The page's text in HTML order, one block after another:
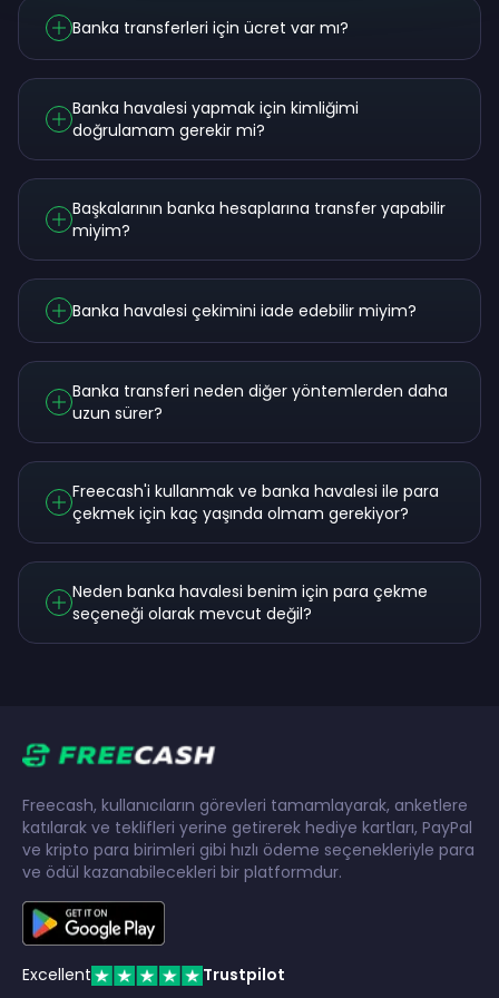
Banka transferleri için ücret var mı?
Banka havalesi yapmak için kimliğimi
doğrulamam gerekir mi?
Başkalarının banka hesaplarına transfer yapabilir
miyim?
Banka havalesi çekimini iade edebilir miyim?
Banka transferi neden diğer yöntemlerden daha
uzun sürer?
Freecash'i kullanmak ve banka havalesi ile para
çekmek için kaç yaşında olmam gerekiyor?
Neden banka havalesi benim için para çekme
seçeneği olarak mevcut değil?
Freecash, kullanıcıların görevleri tamamlayarak, anketlere
katılarak ve teklifleri yerine getirerek hediye kartları, PayPal
ve kripto para birimleri gibi hızlı ödeme seçenekleriyle para
ve ödül kazanabilecekleri bir platformdur.
Excellent Trustpilot